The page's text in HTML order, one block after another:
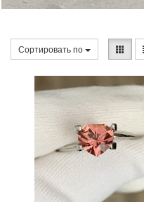
Сортировать по